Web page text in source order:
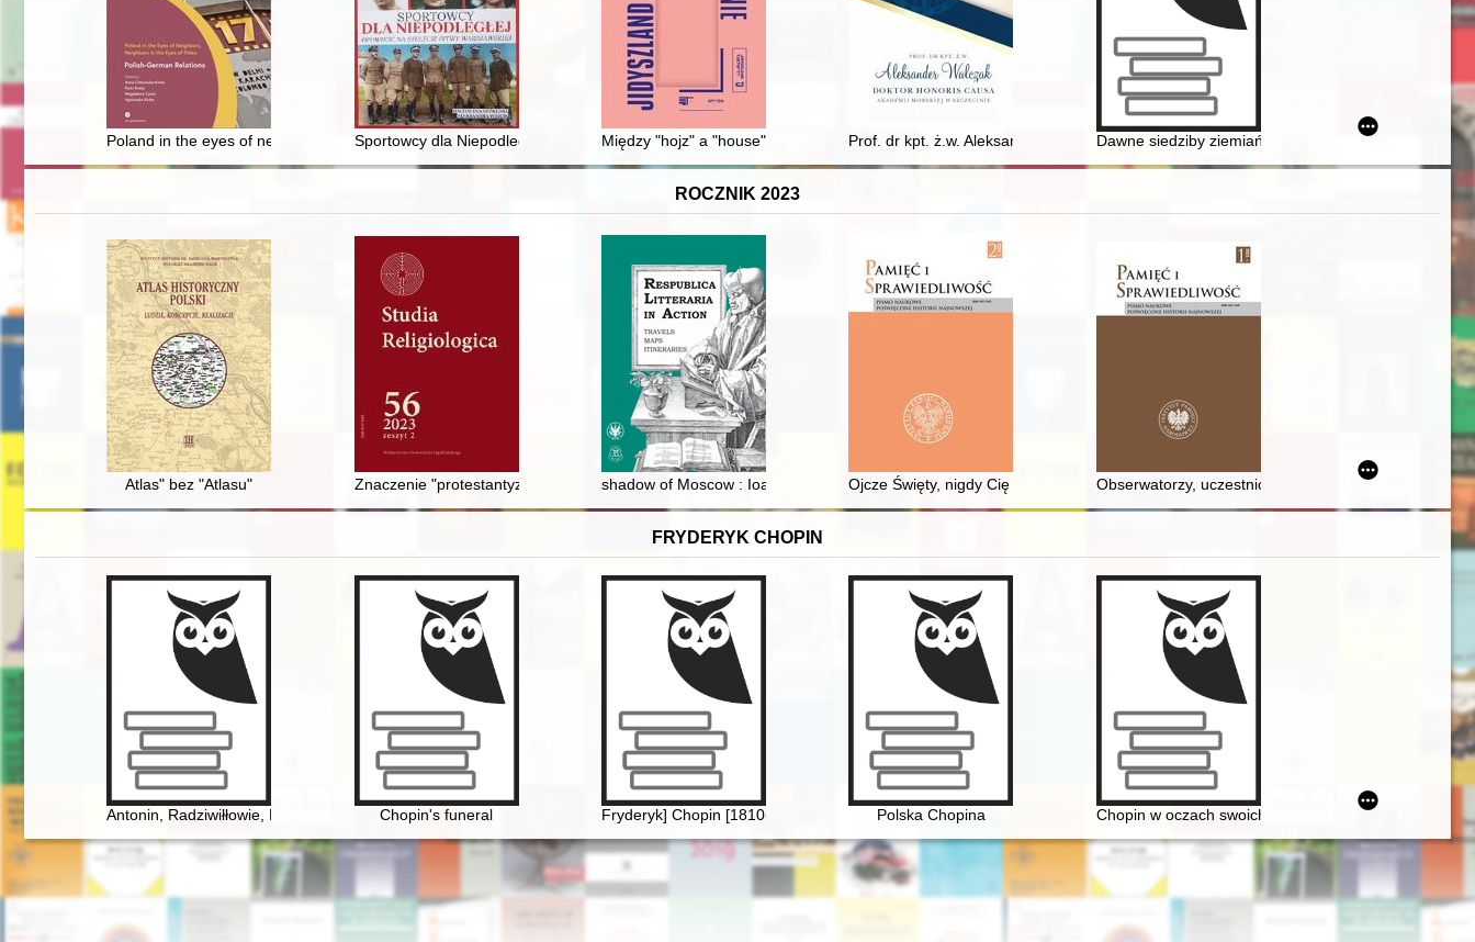
Poland in the eyes of neighbors, neighbors in the eyes of Poles : Polish-German relations
Sportowcy dla Niepodległej : opowieść na stulecie Bitwy WarszawskiejMiędzy "hojz" a "house" - socjolingwistyczny aspekt "yinglish" na wybranych przykładach reklam drukowanych w dzienniku
Prof. dr kpt. ż.w. Aleksander Hubert Walczak : doktor honoris causa Akademii Morskiej w
Dawne siedziby ziemiańskie w okolicach Płocka. Cz. 9
ROCZNIK 2023
Atlas" bez "Atlasu" Znaczenie "protestantyzacji" dla zmiany modelu kultury serbskiej w wieku XVIII
shadow of Moscow : Ioannes Dantiscus and the eastern dimension of Jagiellonian diplomacy
Ojcze Święty, nigdy Cię nie zdradziłem" - recenzja]Obserwatorzy, uczestnicy operacji humanitarnej,
FRYDERYK CHOPIN
Antonin, Radziwiłłowie, Fryderyk Chopin [1810-1849]
Chopin's funeral Fryderyk] Chopin [1810-1849] Polska Chopina Chopin w oczach swoich uczniów